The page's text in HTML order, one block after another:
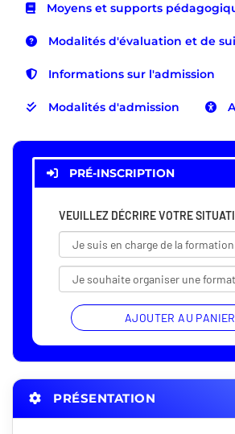
Moyens et supports
Modalités d'évaluation et de
Informations sur l'admission
Modalités d'admission
PRÉ-INSCRIPTION
VEUILLEZ DÉCRIRE VOTRE
AJOUTER AU PANIER
PRÉSENTATION